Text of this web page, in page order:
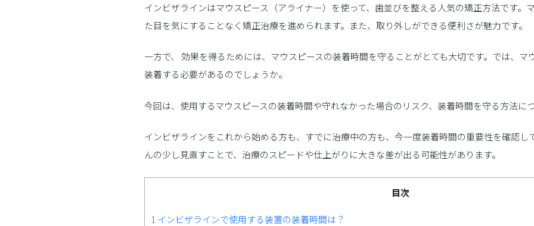
インビザラインはマウスピース（アライナー）を使って、歯並びを整える人気の矯正方法です。
た目を気にすることなく矯正治療を進められます。また、取り外しができる便利さが魅力です。
一方で、 効果を得るためには、マウスピースの装着時間を守ることがとても大切です。では、マ
装着する必要があるのでしょうか。
今回は、使用するマウスピースの装着時間や守れなかった場合のリスク、装着時間を守る方法に
インビザラインをこれから始める方も、すでに治療中の方も、今一度装着時間の重要性を確認し
んの少し見直すことで、治療のスピードや仕上がりに大きな差が出る可能性があります。
目次
1 インビザラインで使用する装置の装着時間は？